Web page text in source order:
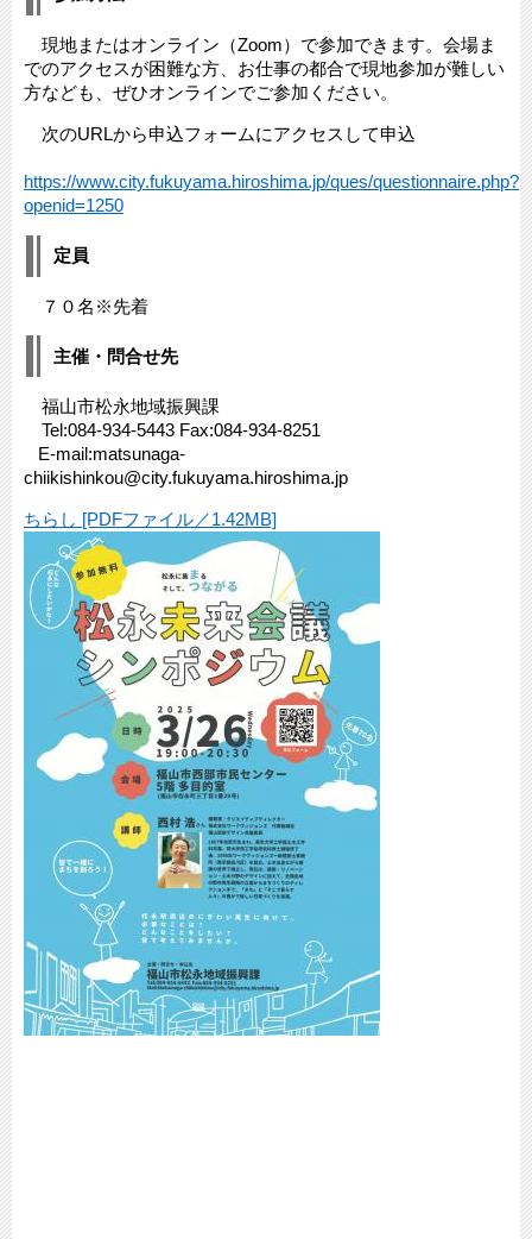
現地またはオンライン（Zoom）で参加できます。会場ま
でのアクセスが困難な方、お仕事の都合で現地参加が難しい
方なども、ぜひオンラインでご参加ください。
次のURLから申込フォームにアクセスして申込
https://www.city.fukuyama.hiroshima.jp/ques/questionnaire.php?
openid=1250
定員
７０名※先着
主催・問合せ先
福山市松永地域振興課
Tel:084-934-5443 Fax:084-934-8251
E-mail:matsunaga-
chiikishinkou@city.fukuyama.hiroshima.jp
ちらし [PDFファイル／1.42MB]